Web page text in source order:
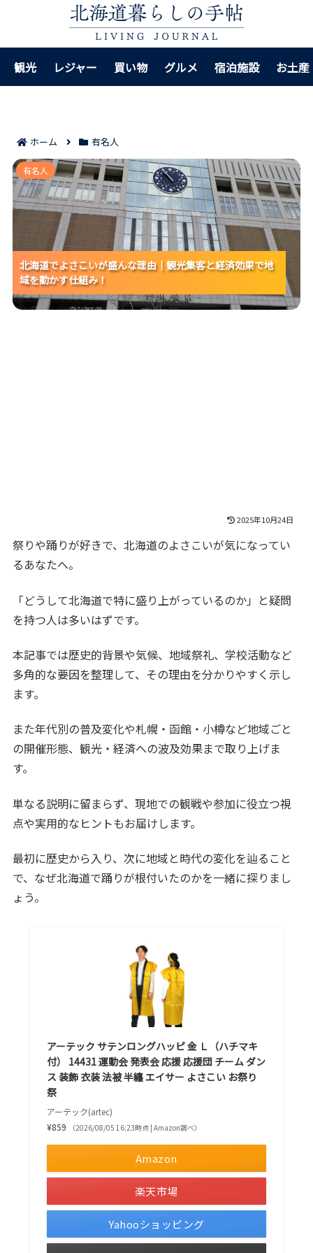
観光 レジャー 買い物 グルメ 宿泊施設 お土産
ホーム 有名人
北海道でよさこいが盛んな理由｜観光集客と経済効果
で地域を動かす仕組み！
北海道でよさこいが盛んな理由｜観光集客と経済効果で地
域を動かす仕組み！
北海道でよさこいが盛んな理由｜観光集客と経済効果で地
域を動かす仕組み！
北海道でよさこいが盛んな理由｜観光集客と経済効果で地
域を動かす仕組み！
有名人
2025年10月24日
祭りや踊りが好きで、北海道のよさこいが気になってい
るあなたへ。
「どうして北海道で特に盛り上がっているのか」と疑問
を持つ人は多いはずです。
本記事では歴史的背景や気候、地域祭礼、学校活動など
多角的な要因を整理して、その理由を分かりやすく示し
ます。
また年代別の普及変化や札幌・函館・小樽など地域ごと
の開催形態、観光・経済への波及効果まで取り上げま
す。
単なる説明に留まらず、現地での観戦や参加に役立つ視
点や実用的なヒントもお届けします。
最初に歴史から入り、次に地域と時代の変化を辿ること
で、なぜ北海道で踊りが根付いたのかを一緒に探りまし
ょう。
アーテック サテンロングハッピ 金 Ｌ（ハチマキ
付） 14431 運動会 発表会 応援 応援団 チーム ダン
ス 装飾 衣装 法被 半纏 エイサー よさこい お祭り
祭
アーテック(artec)
¥859
（2026/08/05 16:23時点 | Amazon調べ）
Amazon
楽天市場
Yahooショッピング